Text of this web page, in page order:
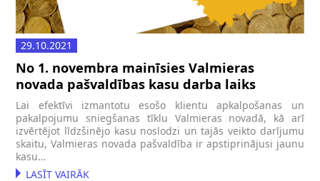
29.10.2021
No 1. novembra mainīsies Valmieras
novada pašvaldības kasu darba laiks
Lai efektīvi izmantotu esošo klientu apkalpošanas un
pakalpojumu sniegšanas tīklu Valmieras novadā, kā arī
izvērtējot līdzšinējo kasu noslodzi un tajās veikto darījumu
skaitu, Valmieras novada pašvaldība ir apstiprinājusi jaunu
kasu…
LASĪT VAIRĀK